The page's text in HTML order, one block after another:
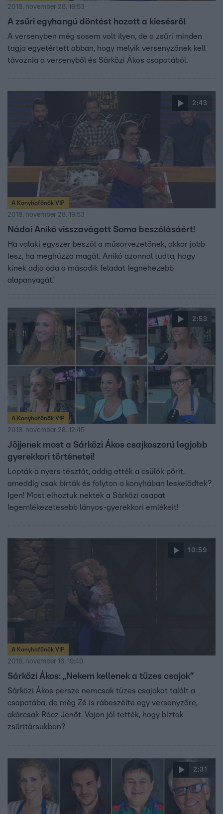
2018. november 28. 19:53
A zsűri egyhangú döntést hozott a kiesésről
A versenyben még sosem volt ilyen, de a zsűri minden
tagja egyetértett abban, hogy melyik versenyzőnek kell
távoznia a versenyből és Sárközi Ákos csapatából.
2:43
A Konyhafőnök VIP
2018. november 28. 19:53
Nádai Anikó visszavágott Soma beszólásáért!
Ha valaki egyszer beszól a műsorvezetőnek, akkor jobb
lesz, ha meghúzza magát. Anikó azonnal tudta, hogy
kinek adja oda a második feladat legnehezebb
alapanyagát!
2:53
A Konyhafőnök VIP
2018. november 28. 12:45
Jöjjenek most a Sárközi Ákos csajkoszorú legjobb
gyerekkori történetei!
Lopták a nyers tésztát, addig ették a csülök pörit,
ameddig csak bírták és folyton a konyhában leskelődtek?
Igen! Most elhoztuk nektek a Sárközi csapat
legemlékezetesebb lányos-gyerekkori emlékeit!
10:59
A Konyhafőnök VIP
2018. november 16. 19:40
Sárközi Ákos: „Nekem kellenek a tüzes csajok”
Sárközi Ákos persze nemcsak tüzes csajokat talált a
csapatába, de még Zé is rábeszélte egy versenyzőre,
akárcsak Rácz Jenőt. Vajon jól tették, hogy bíztak
zsűritársukban?
2:31